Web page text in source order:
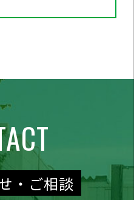
・ご相談